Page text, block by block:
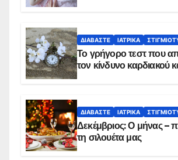
ΔΙΑΒΆΣΤΕ ΙΑΤΡΙΚΆ
Το γρήγορο τεστ που
τον κίνδυνο καρδιακού
ΔΙΑΒΆΣΤΕ ΙΑΤΡΙΚΆ
Δεκέμβριος: Ο μήνας –
τη σιλουέτα μας